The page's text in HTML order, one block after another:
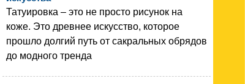
Татуировка – это не просто рисунок на
коже. Это древнее искусство, которое
прошло долгий путь от сакральных обрядов
до модного тренда